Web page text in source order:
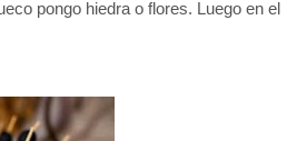
pongo hiedra o flores. Luego en el